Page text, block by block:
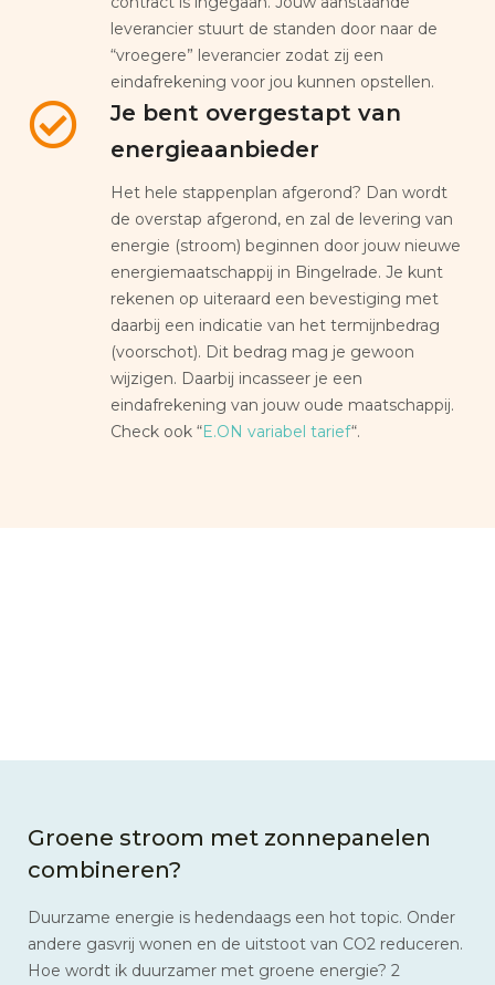
leverancier stuurt de standen door naar de
“vroegere” leverancier zodat zij een
eindafrekening voor jou kunnen opstellen.
Je bent overgestapt van
energieaanbieder
Het hele stappenplan afgerond? Dan wordt
de overstap afgerond, en zal de levering van
energie (stroom) beginnen door jouw nieuwe
energiemaatschappij in Bingelrade. Je kunt
rekenen op uiteraard een bevestiging met
daarbij een indicatie van het termijnbedrag
(voorschot). Dit bedrag mag je gewoon
wijzigen. Daarbij incasseer je een
eindafrekening van jouw oude maatschappij.
Check ook “E.ON variabel tarief“.
Groene stroom met zonnepanelen
combineren?
Duurzame energie is hedendaags een hot topic. Onder
andere gasvrij wonen en de uitstoot van CO2 reduceren.
Hoe wordt ik duurzamer met groene energie? 2